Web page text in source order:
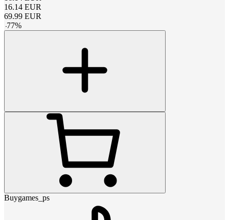
16.14 EUR
69.99 EUR
-77%
Buygames_ps